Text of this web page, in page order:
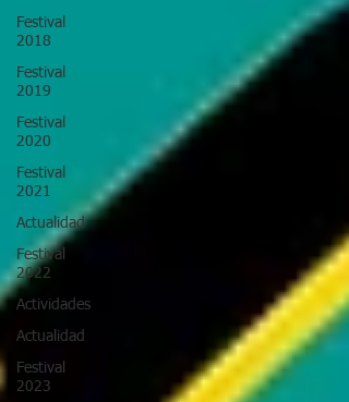
Festival
2018
Festival
2019
Festival
2020
Festival
2021
Actualidad
Festival
2022
Actividades
Actualidad
Festival
2023